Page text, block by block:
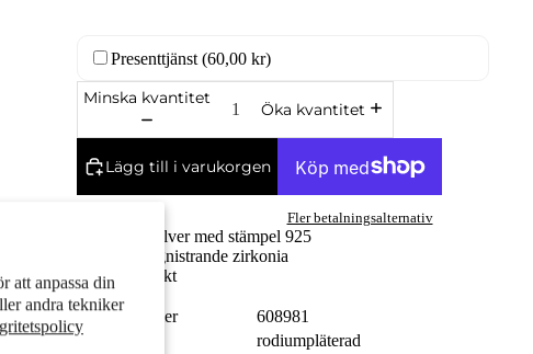
att anpassa din
andra tekniker
Presenttjänst (60,00 kr)
Minska kvantitet
Öka kvantitet
Lägg till i varukorgen
Fler betalningsalternativ
Fint silver med stämpel 925
Med gnistrande zirkonia
Fri frakt
Ordernummer
608981
Beläggning
rodiumpläterad